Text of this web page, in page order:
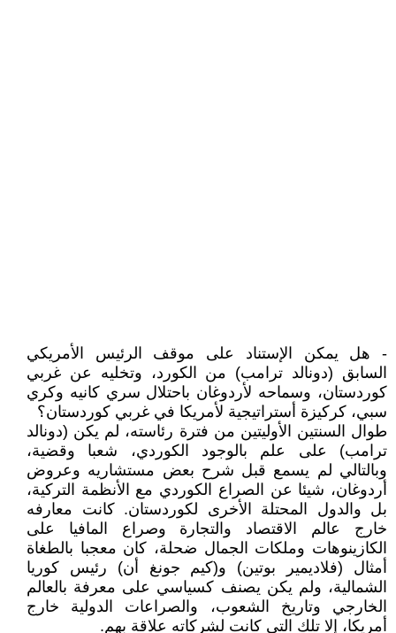
- هل يمكن الإستناد على موقف الرئيس الأمريكي
السابق (دونالد ترامب) من الكورد، وتخليه عن غربي
كوردستان، وسماحه لأردوغان باحتلال سري كانيه وكري
سبي، كركيزة أستراتيجية لأمريكا في غربي كوردستان؟
طوال السنتين الأوليتين من فترة رئاسته، لم يكن (دونالد
ترامب) على علم بالوجود الكوردي، شعبا وقضية،
وبالتالي لم يسمع قبل شرح بعض مستشاريه وعروض
أردوغان، شيئا عن الصراع الكوردي مع الأنظمة التركية،
بل والدول المحتلة الأخرى لكوردستان. كانت معارفه
خارج عالم الاقتصاد والتجارة وصراع المافيا على
الكازينوهات وملكات الجمال ضحلة، كان معجبا بالطغاة
أمثال (فلاديمير بوتين) و(كيم جونغ أن) رئيس كوريا
الشمالية، ولم يكن يصنف كسياسي على معرفة بالعالم
الخارجي وتاريخ الشعوب، والصراعات الدولية خارج
أمريكا، إلا تلك التي كانت لشركاته علاقة بهم.